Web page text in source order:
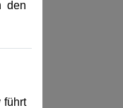
den
führt